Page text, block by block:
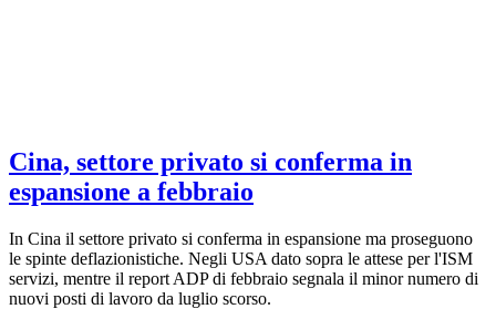
Cina, settore privato si conferma in
espansione a febbraio
In Cina il settore privato si conferma in espansione ma proseguono
le spinte deflazionistiche. Negli USA dato sopra le attese per l'ISM
servizi, mentre il report ADP di febbraio segnala il minor numero di
nuovi posti di lavoro da luglio scorso.